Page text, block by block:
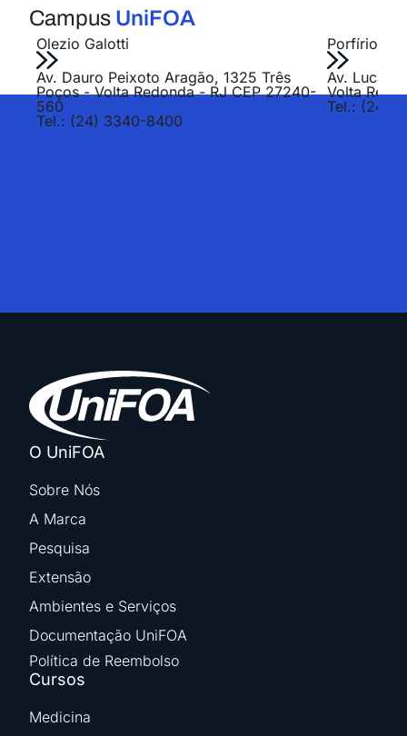
Campus UniFOA
Olezio Galotti
Av. Dauro Peixoto Aragão, 1325 Três
Poços - Volta Redonda - RJ CEP 27240-
560
Tel.: (24) 3340-8400
Porfírio
Av. Lucas
Volta
Tel.: (24)
O UniFOA
Sobre Nós
A Marca
Pesquisa
Extensão
Ambientes e Serviços
Documentação UniFOA
Política de Reembolso
Cursos
Medicina